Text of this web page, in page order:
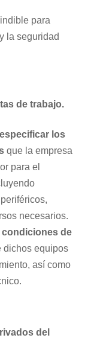
para
la seguridad
de trabajo.
especificar los
que la empresa
para el
necesarios.
condiciones de
dichos equipos
así como
del